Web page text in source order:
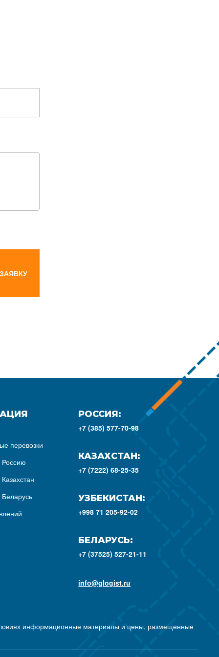
перевозки
Россию
Беларусь
РОССИЯ:
+7 (385) 577-70-98
КАЗАХСТАН:
+7 (7222) 68-25-35
УЗБЕКИСТАН:
+998 71 205-92-02
БЕЛАРУСЬ:
+7 (37525) 527-21-11
info@glogist.ru
информационные материалы и цены, размещенные